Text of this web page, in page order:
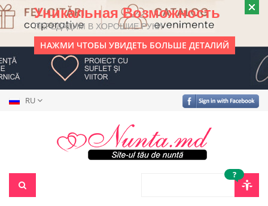
Уникальная Возможность
ПЕРЕДАДИМ В ХОРОШИЕ РУКИ
НАЖМИ ЧТОБЫ УВИДЕТЬ БОЛЬШЕ ДЕТАЛИЙ
RU
?